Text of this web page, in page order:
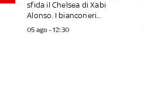
sfida il Chelsea di Xabi
Alonso. I bianconeri...
05 ago - 12:30